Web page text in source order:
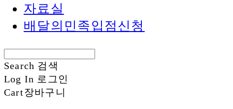
자료실
배달의민족입점신청
Search 검색
Log In 로그인
Cart장바구니